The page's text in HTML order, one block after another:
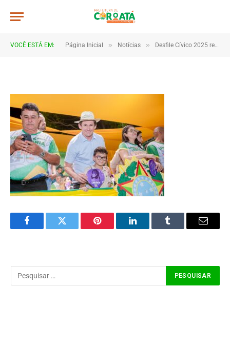
VOCÊ ESTÁ EM: Página Inicial » Notícias » Desfile Cívico 2025 reúne escolas e comunidades em Coroatá
105
FacebookTwitter Pinterest LinkedInTumblr Email